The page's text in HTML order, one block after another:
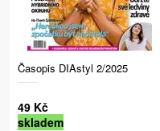
Časopis DIAstyl 2/2025
49 Kč
skladem